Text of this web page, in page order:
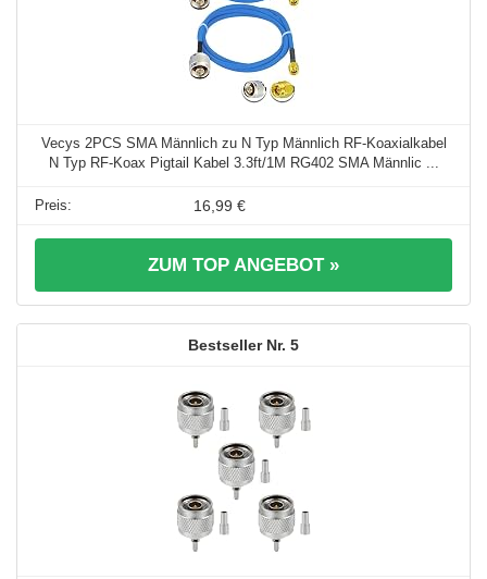
Vecys 2PCS SMA Männlich zu N Typ Männlich RF-Koaxialkabel
N Typ RF-Koax Pigtail Kabel 3.3ft/1M RG402 SMA Männlic ...
16,99 €
ZUM TOP ANGEBOT »
5